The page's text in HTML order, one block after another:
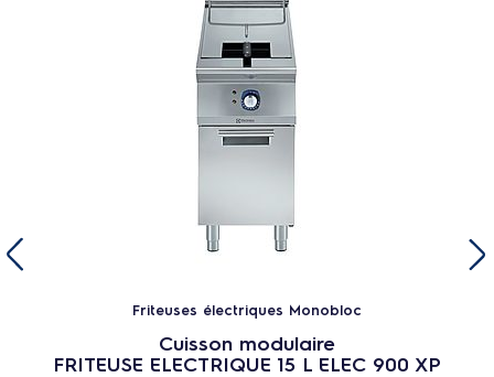
Friteuses électriques Monobloc
Cuisson modulaire
FRITEUSE ELECTRIQUE 15 L ELEC 900 XP